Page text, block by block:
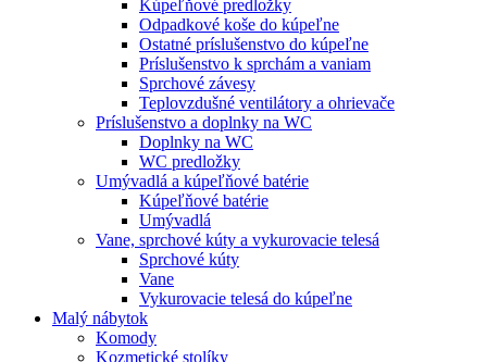
Kúpeľňové predložky
Odpadkové koše do kúpeľne
Ostatné príslušenstvo do kúpeľne
Príslušenstvo k sprchám a vaniam
Sprchové závesy
Teplovzdušné ventilátory a ohrievače
Príslušenstvo a doplnky na WC
Doplnky na WC
WC predložky
Umývadlá a kúpeľňové batérie
Kúpeľňové batérie
Umývadlá
Vane, sprchové kúty a vykurovacie telesá
Sprchové kúty
Vane
Vykurovacie telesá do kúpeľne
Malý nábytok
Komody
Kozmetické stolíky